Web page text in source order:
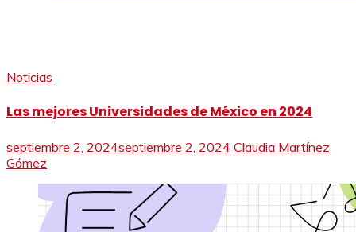
Noticias
Las mejores Universidades de México en 2024
septiembre 2, 2024septiembre 2, 2024 Claudia Martínez
Gómez